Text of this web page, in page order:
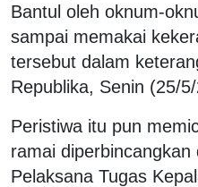
Bantul oleh oknum-
sampai memakai
tersebut dalam
Republika, Senin (25/
Peristiwa itu pun
ramai diperbincangkan
Pelaksana Tugas